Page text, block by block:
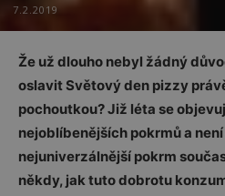
7.2.2019
Že už dlouho nebyl žádný
oslavit Světový den pizzy
pochoutkou? Již léta se
nejoblíbenějších pokrmů a
nejuniverzálnější pokrm
někdy, jak tuto dobrotu